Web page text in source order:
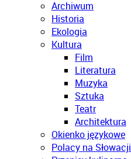
Archiwum
Historia
Ekologia
Kultura
Film
Literatura
Muzyka
Sztuka
Teatr
Architektura
Okienko językowe
Polacy na Słowacji